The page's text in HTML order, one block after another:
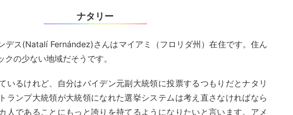
ナタリー
デス(Natalí Fernández)さんはマイアミ（フロリダ州）在住です。住ん
の少ない地域だそうです。
いるけれど、自分はバイデン元副大統領に投票するつもりだとナタリ
ランプ大統領が大統領になれた選挙システムは考え直さなければなら
人であることにもっと誇りを持てるようになりたいと言います。アメ